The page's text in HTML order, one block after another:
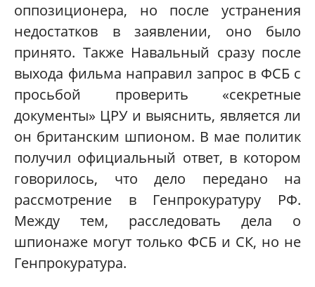
оппозиционера, но после устранения
недостатков в заявлении, оно было
принято. Также Навальный сразу после
выхода фильма направил запрос в ФСБ с
просьбой проверить «секретные
документы» ЦРУ и выяснить, является ли
он британским шпионом. В мае политик
получил официальный ответ, в котором
говорилось, что дело передано на
рассмотрение в Генпрокуратуру РФ.
Между тем, расследовать дела о
шпионаже могут только ФСБ и СК, но не
Генпрокуратура.